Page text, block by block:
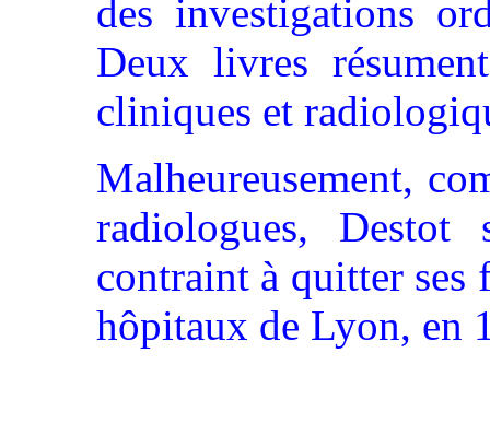
des investigations
Deux livres
cliniques et
Malheureusement,
radiologues,
contraint à quitter ses
hôpitaux de Lyon, en